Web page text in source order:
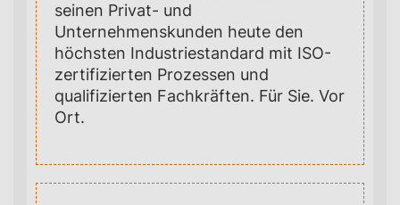
seinen Privat- und
Unternehmenskunden heute den
höchsten Industriestandard mit ISO-
zertifizierten Prozessen und
qualifizierten Fachkräften. Für Sie. Vor
Ort.